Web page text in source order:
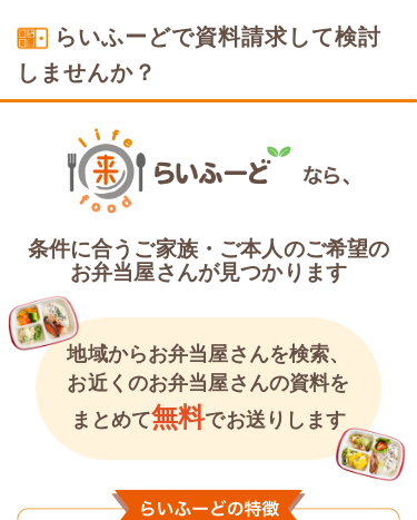
らいふーどで資料請求して検討
しませんか？
条件に合うご家族・ご本人のご希望の
お弁当屋さんが見つかります
地域からお弁当屋さんを検索、
お近くのお弁当屋さんの資料を
まとめて無料でお送りします